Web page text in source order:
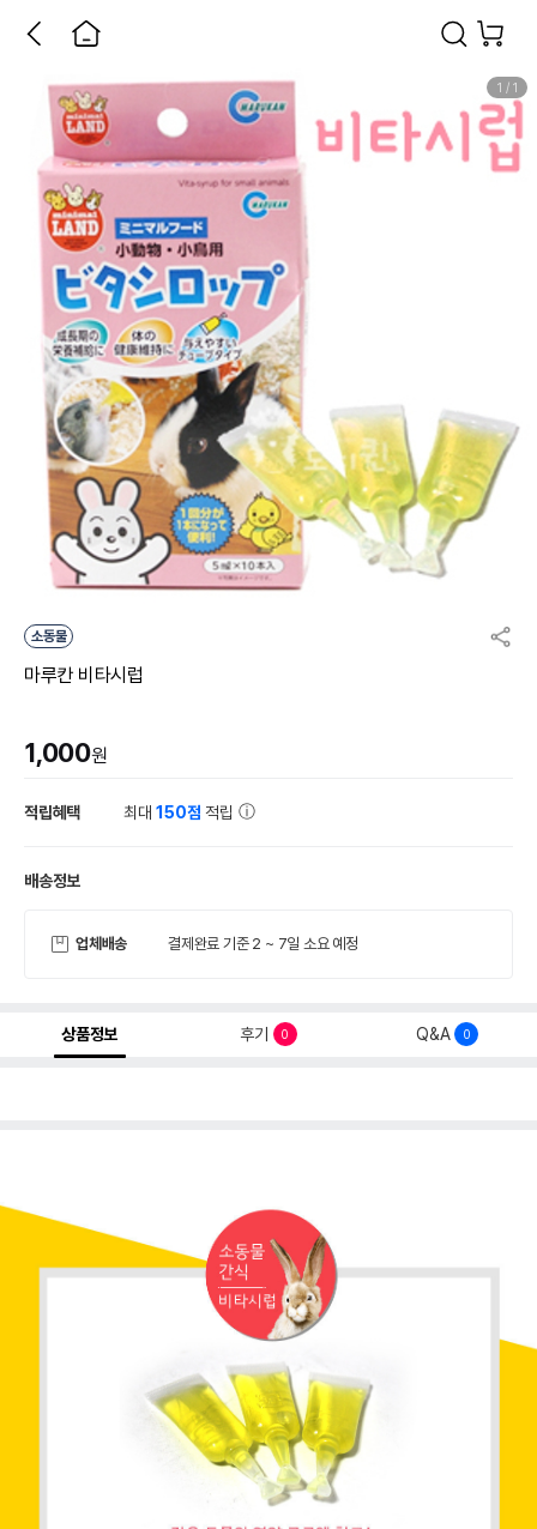
1 / 1
소동물
마루칸 비타시럽
1,000원
적립혜택 최대150점 적립
배송정보
업체배송 결제완료 기준 2 ~ 7일 소요 예정
상품정보 후기 0 Q&A 0